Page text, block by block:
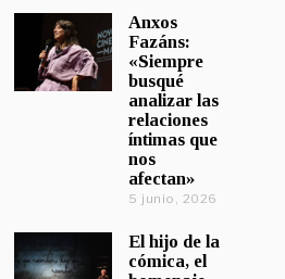
Anxos
Fazáns:
«Siempre
busqué
analizar las
relaciones
íntimas que
nos
afectan»
5 junio, 2026
El hijo de la
cómica, el